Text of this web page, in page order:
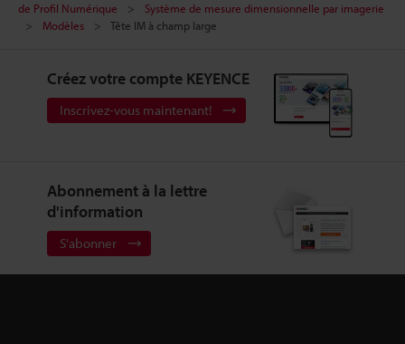
de Profil Numérique
Système de mesure dimensionnelle par imagerie
Modèles
Tête IM à champ large
Créez votre compte KEYENCE
Inscrivez-vous maintenant!
Abonnement à la lettre
d'information
S'abonner